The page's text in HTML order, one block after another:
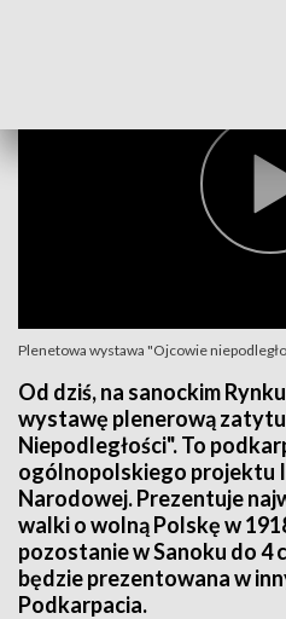
Plenetowa wystawa "Ojcowie
Od dziś, na sanockim
wystawę plenerową
Niepodległości". To
ogólnopolskiego projektu
Narodowej. Prezentuje
walki o wolną Polskę w
pozostanie w Sanoku do 4
będzie prezentowana w
Podkarpacia.